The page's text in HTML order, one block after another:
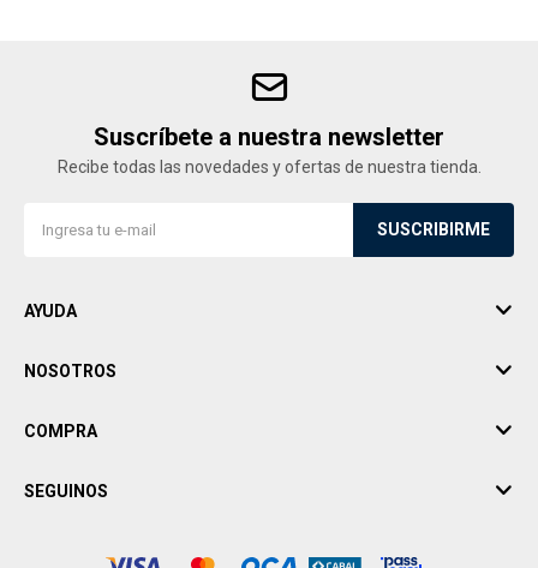
Suscríbete a nuestra newsletter
Recibe todas las novedades y ofertas de nuestra tienda.
SUSCRIBIRME
AYUDA
NOSOTROS
COMPRA
SEGUINOS